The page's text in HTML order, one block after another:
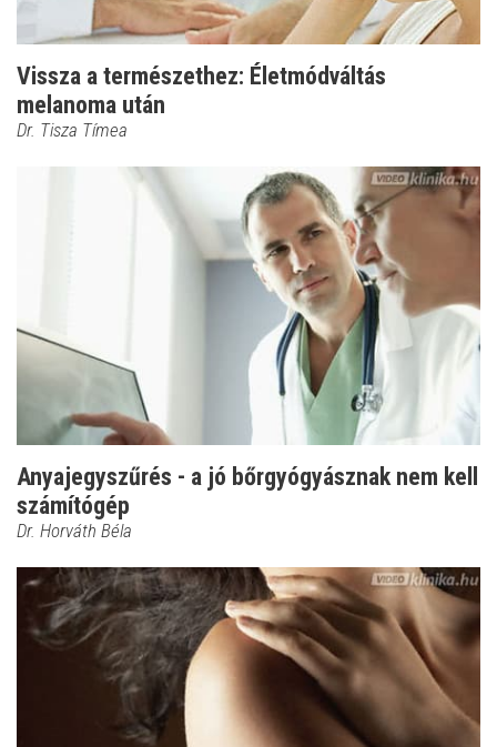
Vissza a természethez: Életmódváltás
melanoma után
Dr. Tisza Tímea
Anyajegyszűrés - a jó bőrgyógyásznak nem kell
számítógép
Dr. Horváth Béla